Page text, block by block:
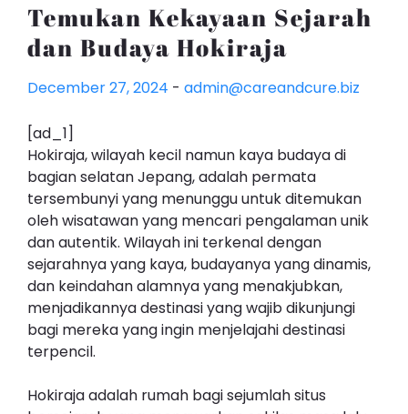
Temukan Kekayaan Sejarah
dan Budaya Hokiraja
December 27, 2024 - admin@careandcure.biz
[ad_1]
Hokiraja, wilayah kecil namun kaya budaya di
bagian selatan Jepang, adalah permata
tersembunyi yang menunggu untuk ditemukan
oleh wisatawan yang mencari pengalaman unik
dan autentik. Wilayah ini terkenal dengan
sejarahnya yang kaya, budayanya yang dinamis,
dan keindahan alamnya yang menakjubkan,
menjadikannya destinasi yang wajib dikunjungi
bagi mereka yang ingin menjelajahi destinasi
terpencil.
Hokiraja adalah rumah bagi sejumlah situs